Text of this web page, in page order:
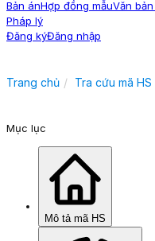
Bản ánHợp đồng mẫuVăn
Pháp lý
Đăng kýĐăng nhập
Trang chủ Tra cứu mã
Mục lục
Mô tả mã HS